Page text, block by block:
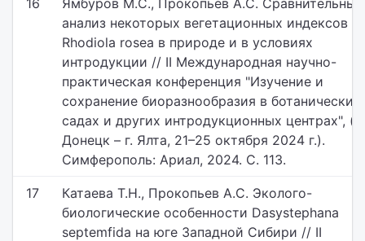
16
Ямбуров М.С., Прокопьев А.С. Сравнительный
анализ некоторых вегетационных индексов
Rhodiola rosea в природе и в условиях
интродукции // II Международная научно-
практическая конференция "Изучение и
сохранение биоразнообразия в ботанических
садах и других интродукционных центрах", (г.
Донецк – г. Ялта, 21–25 октября 2024 г.).
Симферополь: Ариал, 2024. С. 113.
17
Катаева Т.Н., Прокопьев А.С. Эколого-
биологические особенности Dasystephana
septemfida на юге Западной Сибири // II